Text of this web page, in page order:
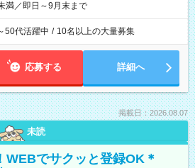
満／即日～9月末まで
50代活躍中 / 10名以上の大量募集
応募する 詳細へ
掲載日：2026.08.07
未読
WEBでサクッと登録OK＊